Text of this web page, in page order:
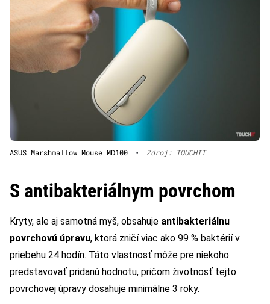
ASUS Marshmallow Mouse MD100 • Zdroj: TOUCHIT
S antibakteriálnym povrchom
Kryty, ale aj samotná myš, obsahuje antibakteriálnu
povrchovú úpravu, ktorá zničí viac ako 99 % baktérií v
priebehu 24 hodín. Táto vlastnosť môže pre niekoho
predstavovať pridanú hodnotu, pričom životnosť tejto
povrchovej úpravy dosahuje minimálne 3 roky.